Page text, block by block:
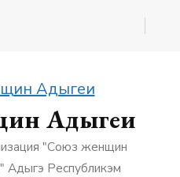
Адыгеи
"Союз женщин
Адыгэ Республикэм